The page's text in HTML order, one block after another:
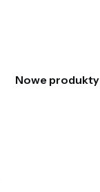
szczegóły
Nowe produkty